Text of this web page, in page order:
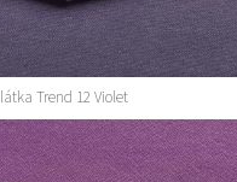
látka Trend 12 Violet